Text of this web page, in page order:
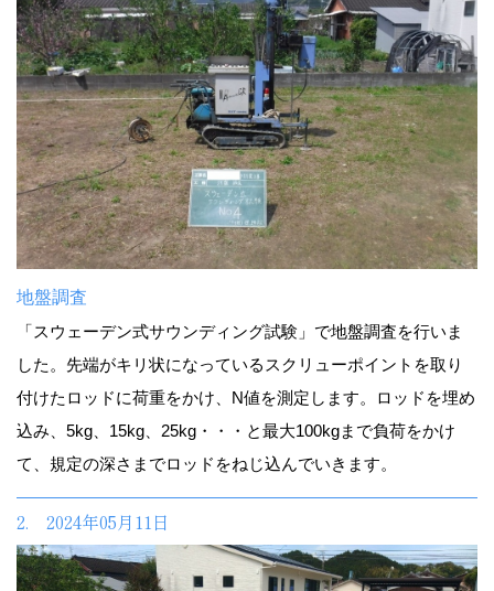
地盤調査
「スウェーデン式サウンディング試験」で地盤調査を行いま
した。先端がキリ状になっているスクリューポイントを取り
付けたロッドに荷重をかけ、N値を測定します。ロッドを埋め
込み、5kg、15kg、25kg・・・と最大100kgまで負荷をかけ
て、規定の深さまでロッドをねじ込んでいきます。
2. 2024年05月11日